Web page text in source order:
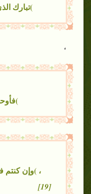
)تبارك
،
، )وإن كنتم
[19]